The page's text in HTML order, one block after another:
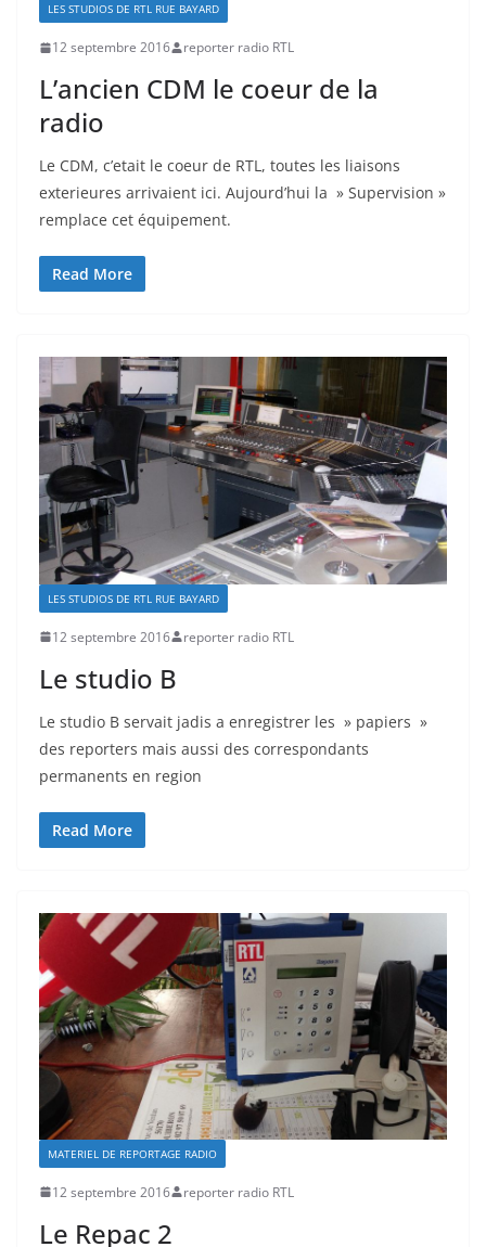
LES STUDIOS DE RTL RUE BAYARD
12 septembre 2016 reporter radio RTL
L’ancien CDM le coeur de la
radio
Le CDM, c’etait le coeur de RTL, toutes les liaisons
exterieures arrivaient ici. Aujourd’hui la » Supervision »
remplace cet équipement.
Read More
LES STUDIOS DE RTL RUE BAYARD
12 septembre 2016 reporter radio RTL
Le studio B
Le studio B servait jadis a enregistrer les » papiers »
des reporters mais aussi des correspondants
permanents en region
Read More
MATERIEL DE REPORTAGE RADIO
12 septembre 2016 reporter radio RTL
Le Repac 2